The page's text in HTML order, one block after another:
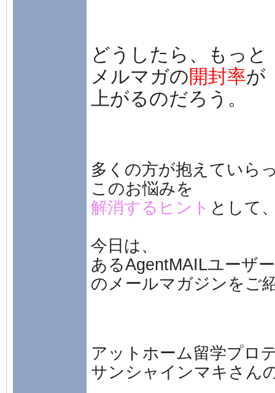
どうしたら、もっと
メルマガの開封率が
上がるのだろう。
多くの方が抱えていら
このお悩みを
解消するヒント として
今日は、
あるAgentMAILユーザ
のメールマガジンをご
アットホーム留学プロ
サンシャインマキさん